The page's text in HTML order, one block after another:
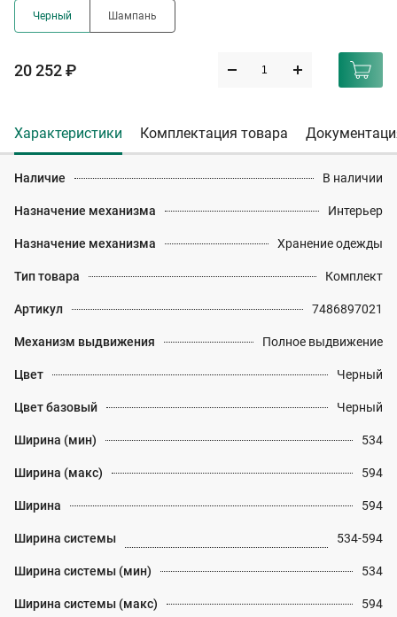
Черный Шампань
20 252 ₽
Характеристики Комплектация товара
Наличие В наличии
Назначение механизма Интерьер
Назначение механизма Хранение одежды
Тип товара Комплект
Артикул 7486897021
Механизм выдвижения Полное выдвижение
Цвет Черный
Цвет базовый Черный
Ширина (мин) 534
Ширина (макс) 594
Ширина 594
Ширина системы 534-594
Ширина системы (мин) 534
Ширина системы (макс) 594